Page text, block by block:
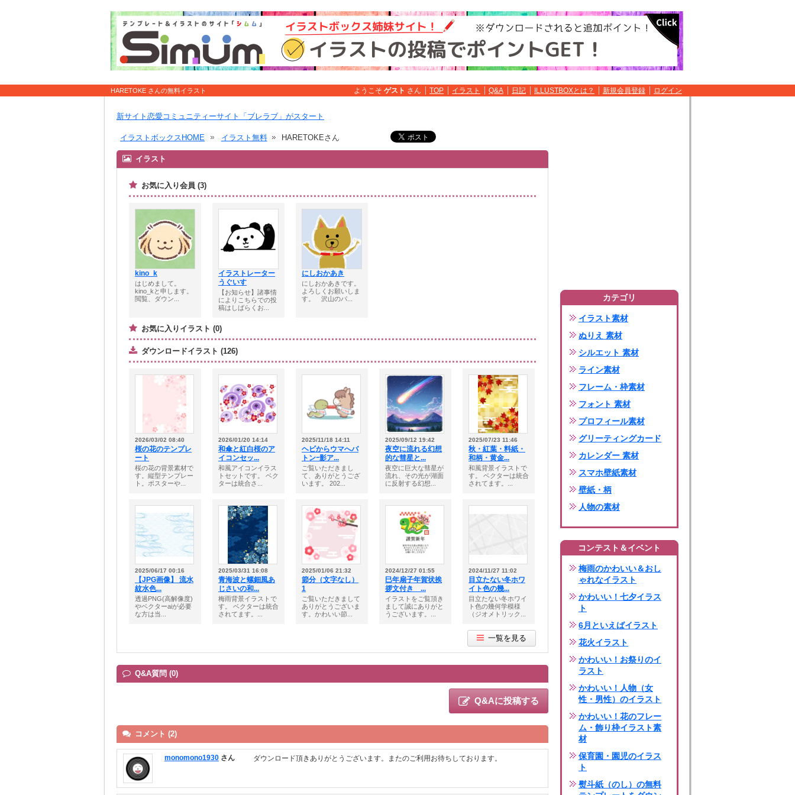
HARETOKE さんの無料イラスト ようこそ ゲスト さん TOP イラスト Q&A 日記 ILLUSTBOXとは？ 新規会員登録 ログイン
新サイト恋愛コミュニティーサイト「ブレラブ」がスタート
イラストボックスHOME イラスト無料 HARETOKEさん
イラスト
お気に入り会員 (3)
kino_k
はじめまして。
kino_kと申します。
閲覧、ダウン...
イラストレーター
うぐいす
【お知らせ】諸事情
によりこちらでの投
稿はしばらくお...
にしおかあき
にしおかあきです。
よろしくお願いしま
す。 沢山のパ...
お気に入りイラスト (0)
ダウンロードイラスト (126)
2026/03/02 08:40
桜の花のテンプレ
ート
桜の花の背景素材で
す。縦型テンプレー
ト。ポスターや...
2026/01/20 14:14
和傘と紅白桜のア
イコンセッ...
和風アイコンイラス
トセットです。 ベク
ターは統合さ...
2025/11/18 14:11
ヘビからウマへバ
トンｰ影ア...
ご覧いただきまし
て、ありがとうござ
います。 202...
2025/09/12 19:42
夜空に流れる幻想
的な彗星と...
夜空に巨大な彗星が
流れ、その光が湖面
に反射する幻想...
2025/07/23 11:46
秋・紅葉・料紙・
和柄・黄金...
和風背景イラストで
す。 ベクターは統合
されてます。...
2025/06/17 00:16
【JPG画像】 流水
紋水色...
透過PNG(高解像度)
やベクターaiが必要
な方は当...
2025/03/31 16:08
青海波と螺鈿風あ
じさいの和...
梅雨背景イラストで
す。 ベクターは統合
されてます。...
2025/01/06 21:32
節分（文字なし）
1
ご覧いただきまして
ありがとうございま
す。かわいい節...
2024/12/27 01:55
巳年扇子年賀状挨
拶文付き ...
イラストをご覧頂き
まして誠にありがと
うございます。...
2024/11/27 11:02
目立たない冬ホワ
イト色の幾...
目立たない冬ホワイ
ト色の幾何学模様
（ジオメトリック...
一覧を見る
Q&A質問 (0)
Q&Aに投稿する
コメント (2)
monomono1930 さん ダウンロード頂きありがとうございます。またのご利用お待ちしております。
カテゴリ
イラスト素材
ぬりえ 素材
シルエット 素材
ライン素材
フレーム・枠素材
フォント 素材
プロフィール素材
グリーティングカード
カレンダー 素材
スマホ壁紙素材
壁紙・柄
人物の素材
コンテスト＆イベント
梅雨のかわいい＆おし
ゃれなイラスト
かわいい！七夕イラス
ト
6月といえばイラスト
花火イラスト
かわいい！お祭りのイ
ラスト
かわいい！人物（女
性・男性）のイラスト
かわいい！花のフレー
ム・飾り枠イラスト素
材
保育園・園児のイラス
ト
熨斗紙（のし）の無料